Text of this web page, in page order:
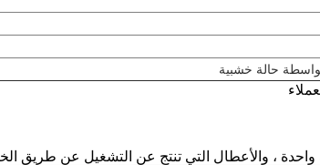
حالة خشبية
، والأعطال التي تنتج عن التشغيل عن طريق